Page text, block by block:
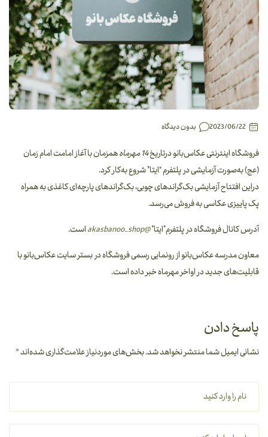
2023/06/22 بدون دیدگاه
فروشگاه اینترنتی عکاس‌بانو درتاریخ14 مهرماه
همزمان با آغاز امامت امام زمان
(عج) به‌صورت آزمایشی در پلتفرم “ایتا” شروع به‌کار کرد.
دراین افتتاح آزمایشی بک‌گراند‌های چوبی، بک‌گراند‌های پارچه‌ای کاغذی به همراه
پک پاییزی عکاسی به فروش می‌رسد.
آدرس کانال فروشگاه در پلتفرم”ایتا”@akasbanoo_shop
است.
معاون مدرسه عکاس‌بانو از رونمایی رسمی فروشگاه در بستر سایت عکاس‌بانو با
قابلیت‌های جدید در اواخر مهرماه خبر داده است.
پاسخ دادن
نشانی ایمیل شما منتشر نخواهد شد.بخش‌های موردنیاز علامت‌گذاری شده‌اند*